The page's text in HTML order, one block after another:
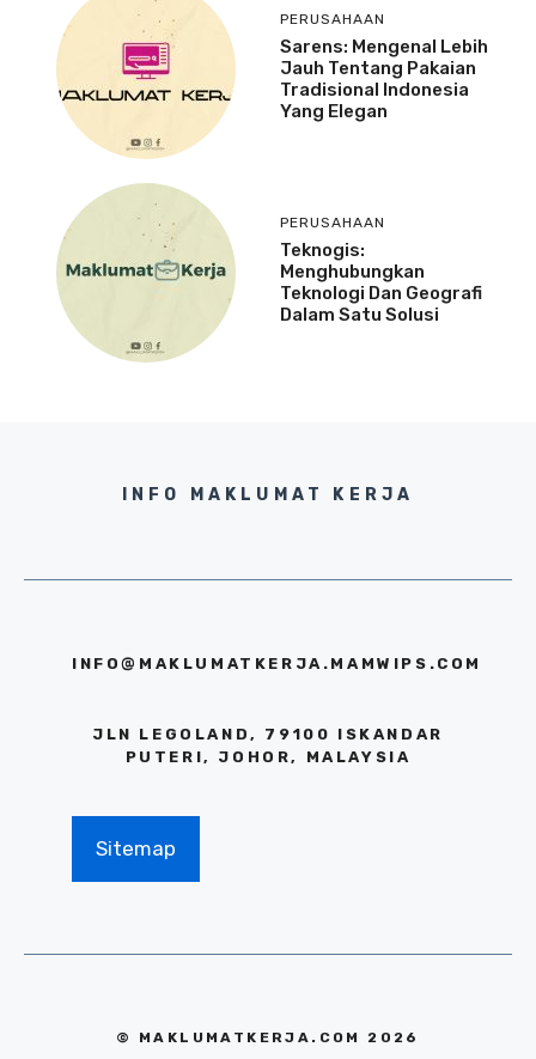
PERUSAHAAN
Sarens: Mengenal Lebih
Jauh Tentang Pakaian
Tradisional Indonesia
Yang Elegan
PERUSAHAAN
Teknogis:
Menghubungkan
Teknologi Dan Geografi
Dalam Satu Solusi
INFO MAKLUMAT KERJA
INFO@MAKLUMATKERJA.MAMWIPS.COM
JLN LEGOLAND, 79100 ISKANDAR
PUTERI, JOHOR, MALAYSIA
Sitemap
© MAKLUMATKERJA.COM 2026